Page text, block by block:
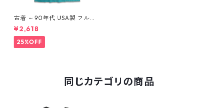
古着 ～90年代 USA製 フルー
ツオブザルーム Atwood Lake
Resort プリントTシャツ シン
グルステッチ ターコイズブル
ー 表記：M gd409729n w6
¥2,618
25%OFF
同じカテゴリの商品